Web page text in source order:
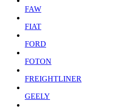
FAW
FIAT
FORD
FOTON
FREIGHTLINER
GEELY